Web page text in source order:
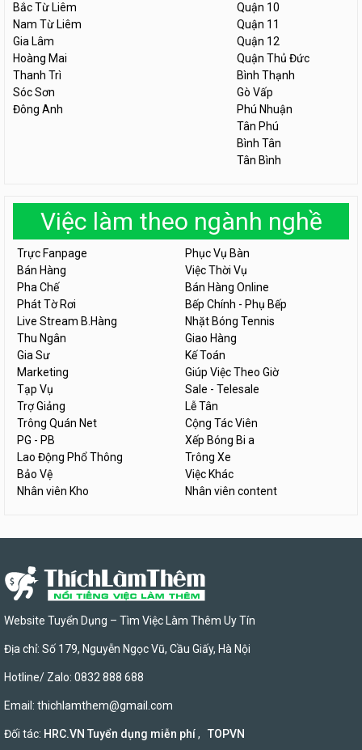
Bắc Từ Liêm
Nam Từ Liêm
Gia Lâm
Hoàng Mai
Thanh Trì
Sóc Sơn
Đông Anh
Quận 10
Quận 11
Quận 12
Quận Thủ Đức
Bình Thạnh
Gò Vấp
Phú Nhuận
Tân Phú
Bình Tân
Tân Bình
Việc làm theo ngành nghề
Trực Fanpage
Phục Vụ Bàn
Bán Hàng
Việc Thời Vụ
Pha Chế
Bán Hàng Online
Phát Tờ Rơi
Bếp Chính - Phụ Bếp
Live Stream B.Hàng
Nhặt Bóng Tennis
Thu Ngân
Giao Hàng
Gia Sư
Kế Toán
Marketing
Giúp Việc Theo Giờ
Tạp Vụ
Sale - Telesale
Trợ Giảng
Lễ Tân
Trông Quán Net
Cộng Tác Viên
PG - PB
Xếp Bóng Bi a
Lao Động Phổ Thông
Trông Xe
Bảo Vệ
Việc Khác
Nhân viên Kho
Nhân viên content
Website Tuyển Dụng – Tìm Việc Làm Thêm Uy Tín
Địa chỉ: Số 179, Nguyễn Ngọc Vũ, Cầu Giấy, Hà Nội
Hotline/ Zalo: 0832 888 688
Email: thichlamthem@gmail.com
Đối tác: HRC.VN Tuyển dụng miễn phí, TOPVN